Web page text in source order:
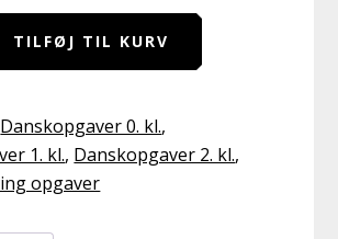
TILFØJ TIL KURV
Danskopgaver 0. kl.,
1. kl., Danskopgaver 2. kl.,
opgaver